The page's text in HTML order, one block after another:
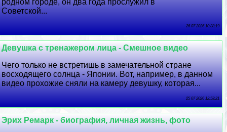
Советской...
26 07 2026 10:38:19
Дeвyшка с тренажером лица - Смешное видео
Чего только не встретишь в замечательной стране
восходящего солнца - Японии. Вот, например, в данном
видео прохожие сняли на камеру дeвyшку, которая...
25 07 2026 12:58:21
Эрих Ремарк - биография, личная жизнь, фото